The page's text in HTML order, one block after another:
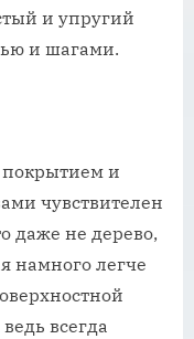
и упругий
и шагами.
покрытием и
чувствителен
даже не дерево,
намного легче
всегда